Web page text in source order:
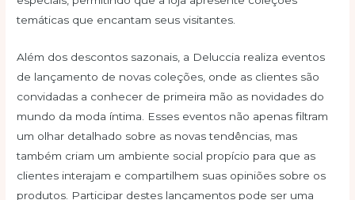
temáticas que encantam seus visitantes.
Além dos descontos sazonais, a Deluccia realiza eventos
de lançamento de novas coleções, onde as clientes são
convidadas a conhecer de primeira mão as novidades do
mundo da moda íntima. Esses eventos não apenas filtram
um olhar detalhado sobre as novas tendências, mas
também criam um ambiente social propício para que as
clientes interajam e compartilhem suas opiniões sobre os
produtos. Participar destes lançamentos pode ser uma